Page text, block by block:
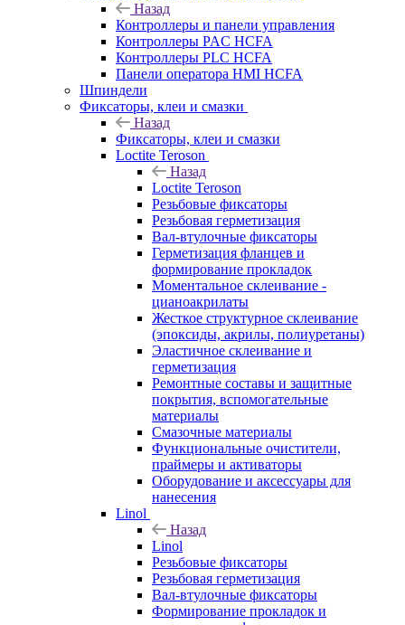
Назад
Контроллеры и панели управления
Контроллеры PAC HCFA
Контроллеры PLC HCFA
Панели оператора HMI HCFA
Шпиндели
Фиксаторы, клеи и смазки
Назад
Фиксаторы, клеи и смазки
Loctite Teroson
Назад
Loctite Teroson
Резьбовые фиксаторы
Резьбовая герметизация
Вал-втулочные фиксаторы
Герметизация фланцев и
формирование прокладок
Моментальное склеивание -
цианоакрилаты
Жесткое структурное склеивание
(эпоксиды, акрилы, полиуретаны)
Эластичное склеивание и
герметизация
Ремонтные составы и защитные
покрытия, вспомогательные
материалы
Смазочные материалы
Функциональные очистители,
праймеры и активаторы
Оборудование и аксессуары для
нанесения
Linol
Назад
Linol
Резьбовые фиксаторы
Резьбовая герметизация
Вал-втулочные фиксаторы
Формирование прокладок и